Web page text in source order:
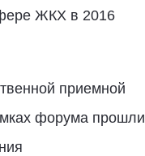
ЖКХ в 2016
приемной
форума прошли